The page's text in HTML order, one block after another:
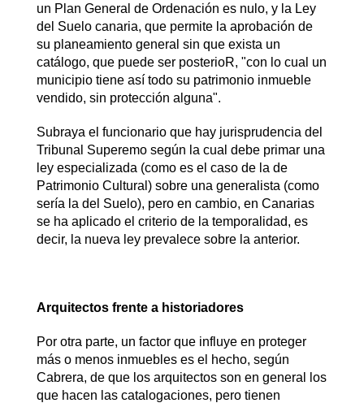
un Plan General de Ordenación es nulo, y la Ley
del Suelo canaria, que permite la aprobación de
su planeamiento general sin que exista un
catálogo, que puede ser posterioR, "con lo cual un
municipio tiene así todo su patrimonio inmueble
vendido, sin protección alguna".
Subraya el funcionario que hay jurisprudencia del
Tribunal Superemo según la cual debe primar una
ley especializada (como es el caso de la de
Patrimonio Cultural) sobre una generalista (como
sería la del Suelo), pero en cambio, en Canarias
se ha aplicado el criterio de la temporalidad, es
decir, la nueva ley prevalece sobre la anterior.
Arquitectos frente a historiadores
Por otra parte, un factor que influye en proteger
más o menos inmuebles es el hecho, según
Cabrera, de que los arquitectos son en general los
que hacen las catalogaciones, pero tienen